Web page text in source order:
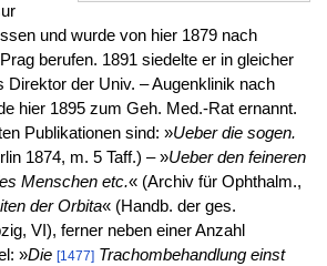
und wurde von hier 1879 nach
berufen. 1891 siedelte er in gleicher
Direktor der Univ. – Augenklinik nach
hier 1895 zum Geh. Med.-Rat ernannt.
Publikationen sind: »Ueber die sogen.
1874, m. 5 Taff.) – »Ueber den feineren
Menschen etc.« (Archiv für Ophthalm.,
der Orbita« (Handb. der ges.
VI), ferner neben einer Anzahl
»Die [1477] Trachombehandlung einst